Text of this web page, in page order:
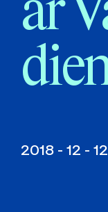
ar
2018 - 12 - 12